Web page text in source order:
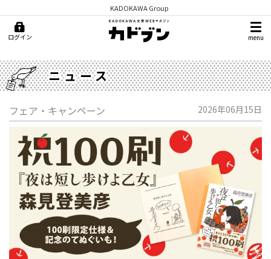
KADOKAWA Group
ログイン menu
ニュース
フェア・キャンペーン 2026年06月15日